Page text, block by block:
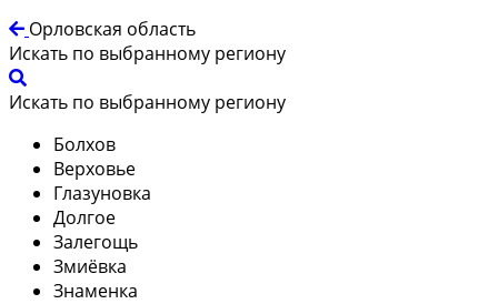
Орловская область
Искать по выбранному региону
Искать по выбранному региону
Болхов
Верховье
Глазуновка
Долгое
Залегощь
Змиёвка
Знаменка